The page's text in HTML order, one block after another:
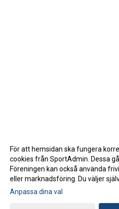
Gå till Webbversion
För att hemsidan ska fungera
cookies från SportAdmin. Dessa
Föreningen kan också använda
eller marknadsföring. Du väljer
Anpassa dina val